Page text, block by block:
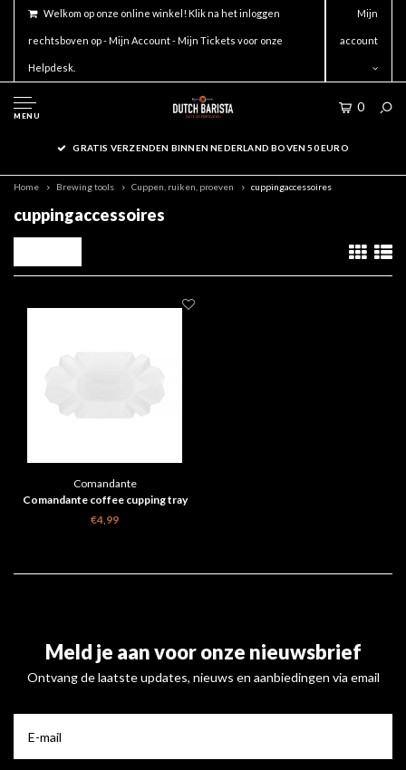
Welkom op onze online winkel! Klik na het inloggen
rechtsboven op - Mijn Account - Mijn Tickets voor onze
Helpdesk.
Mijn
account
MENU
0
GRATIS VERZENDEN BINNEN NEDERLAND BOVEN 50 EURO
Home Brewing tools Cuppen, ruiken, proeven cuppingaccessoires
cuppingaccessoires
Comandante
Comandante coffee cupping tray
€4,99
Meld je aan voor onze nieuwsbrief
Ontvang de laatste updates, nieuws en aanbiedingen via email